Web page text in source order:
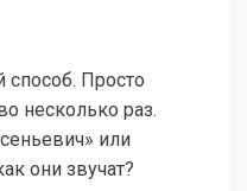
Просто
несколько раз.
или
они звучат?